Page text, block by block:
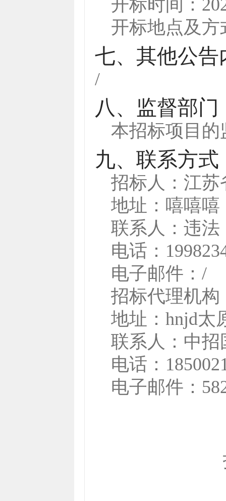
开标时间：
开标地点及方
七、其他公告
/
八、监督部门
本招标项目的
九、联系方式
招标人： 江苏
地址： 嘻嘻嘻
联系人： 违法
电话：
电子邮件： /
招标代理机构
地址： hnjd太
联系人： 中招
电话：
电子邮件：